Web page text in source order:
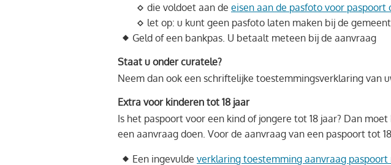
die voldoet aan de eisen aan de pasfoto voor paspoort
let op: u kunt geen pasfoto laten maken bij de
Geld of een bankpas. U betaalt meteen bij de aanvraag
Staat u onder curatele?
Neem dan ook een schriftelijke toestemmingsverklaring van
Extra voor kinderen tot 18 jaar
Is het paspoort voor een kind of jongere tot 18 jaar? Dan
een aanvraag doen. Voor de aanvraag van een paspoort tot
Een ingevulde verklaring toestemming aanvraag paspoort